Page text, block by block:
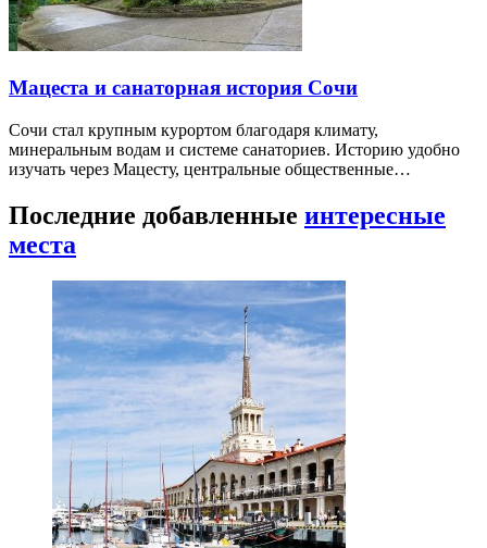
Мацеста и санаторная история Сочи
Сочи стал крупным курортом благодаря климату,
минеральным водам и системе санаториев. Историю удобно
изучать через Мацесту, центральные общественные…
Последние добавленные интересные
места